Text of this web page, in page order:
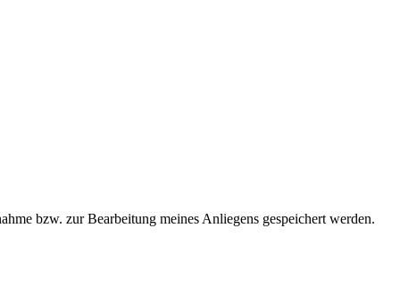
bzw. zur Bearbeitung meines Anliegens gespeichert werden.